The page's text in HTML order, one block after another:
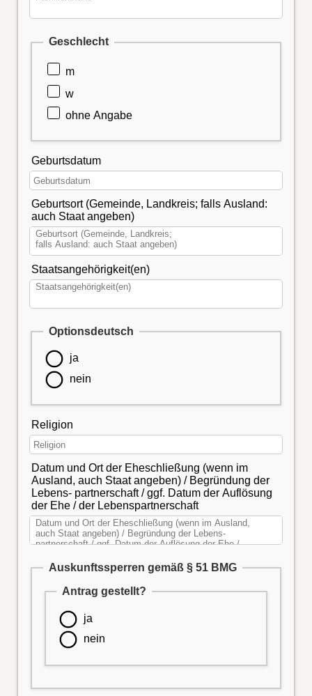
Geschlecht
m
w
ohne Angabe
Geburtsdatum
Geburtsort (Gemeinde, Landkreis; falls Ausland:
auch Staat angeben)
Staatsangehörigkeit(en)
Optionsdeutsch
ja
nein
Religion
Datum und Ort der Eheschließung (wenn im
Ausland, auch Staat angeben) / Begründung der
Lebens- partnerschaft / ggf. Datum der Auflösung
der Ehe / der Lebenspartnerschaft
Auskunftssperren gemäß § 51 BMG
Antrag gestellt?
ja
nein